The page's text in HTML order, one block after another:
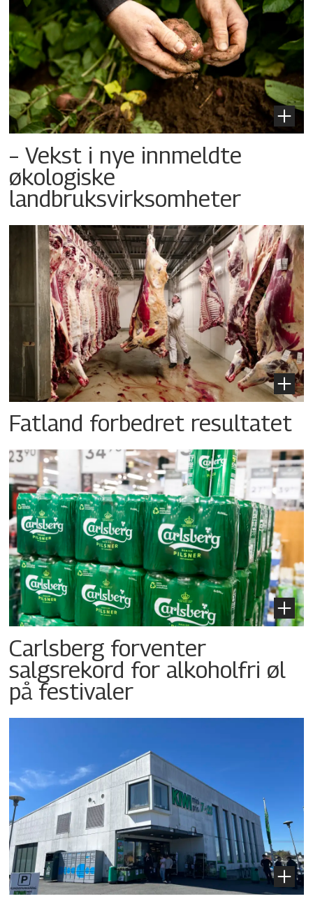
– Vekst i nye innmeldte
økologiske
landbruksvirksomheter
Fatland forbedret resultatet
Carlsberg forventer
salgsrekord for alkoholfri øl
på festivaler